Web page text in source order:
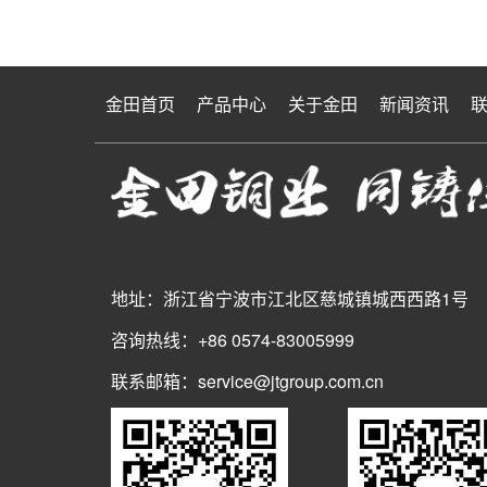
金田首页 产品中心 关于金田 新闻资讯
地址：浙江省宁波市江北区慈城镇城西西路1号
咨询热线：+86 0574-83005999
联系邮箱：service@jtgroup.com.cn